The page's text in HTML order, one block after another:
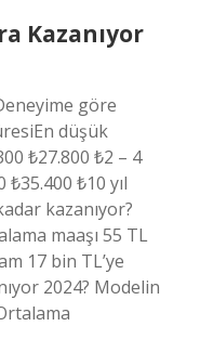
Kazanıyor
göre
düşük
₺27.800 ₺2 – 4
₺35.400 ₺10 yıl
kazanıyor?
maaşı 55 TL
17 bin TL’ye
2024? Modelin